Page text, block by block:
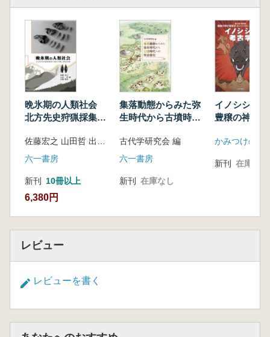
晩氷期の人類社会
北方先史狩猟採集民
態
佐藤宏之 山田哲 出穂雅実 編
六一書房
新刊 10冊以上
6,380円
集落動態からみた弥
生時代から古墳時代
古代学研究会 編
六一書房
新刊 在庫なし
イノシシの
豊穣の神か
かみつけの里
新刊 在庫なし
レビュー
レビューを書く